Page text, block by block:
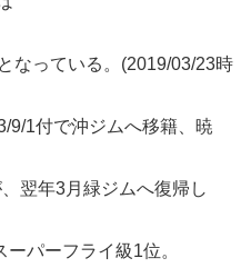
なっている。(2019/03/23時
9/1付で沖ジムへ移籍、暁
翌年3月緑ジムへ復帰し
パーフライ級1位。